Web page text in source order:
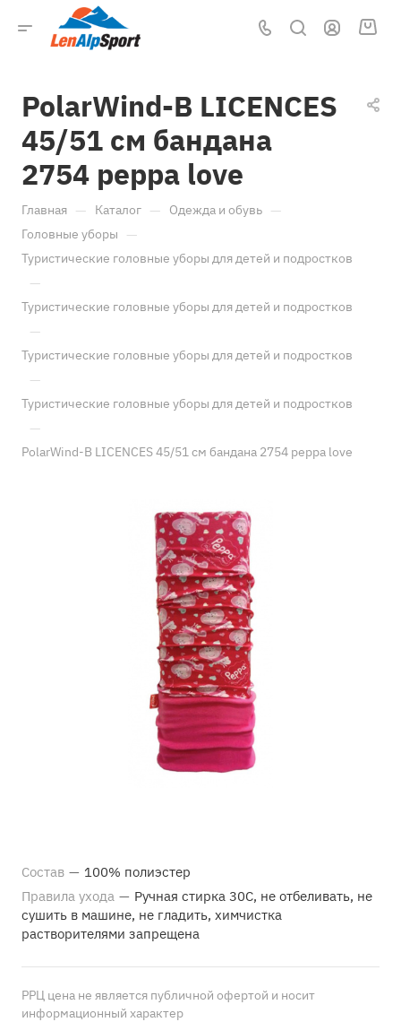
PolarWind-B LICENCES
45/51 см бандана
2754 peppa love
Главная — Каталог — Одежда и обувь —
Головные уборы —
Туристические головные уборы для детей и подростков
—
Туристические головные уборы для детей и подростков
—
Туристические головные уборы для детей и подростков
—
Туристические головные уборы для детей и подростков
—
PolarWind-B LICENCES 45/51 см бандана 2754 peppa love
Состав — 100% полиэстер
Правила ухода — Ручная стирка 30С, не отбеливать, не
сушить в машине, не гладить, химчистка
растворителями запрещена
РРЦ цена не является публичной офертой и носит
информационный характер